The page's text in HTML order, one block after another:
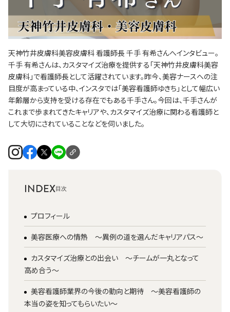
天神竹井皮膚科美容皮膚科 看護師長 千手 有希さんへインタビュー。
千手 有希さんは、カスタマイズ治療を提供する「天神竹井皮膚科美容
皮膚科」で看護師長として活躍されています。昨今、美容ナースへの注
目度が高まっている中、インスタでは「美容看護師ゆきち」として幅広い
年齢層から支持を受ける存在でもある千手さん。今回は、千手さんが
これまで歩まれてきたキャリアや、カスタマイズ治療に関わる看護師と
して大切にされていることなどを伺いました。
INDEX
プロフィール
美容医療への情熱 ～異例の道を選んだキャリアパス～
カスタマイズ治療との出会い ～チームが一丸となって
高め合う～
美容看護師業界の今後の動向と期待 ～美容看護師の
本当の姿を知ってもらいたい～